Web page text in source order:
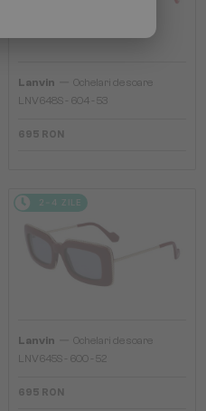
Lanvin
Ochelari de soare
LNV648S - 604 - 53
695 RON
2-4 ZILE
Lanvin
Ochelari de soare
LNV645S - 600 - 52
695 RON